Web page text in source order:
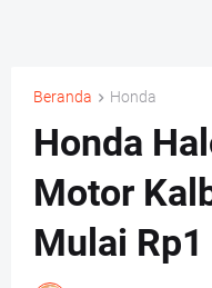
Beranda Honda
Honda
Motor
Mulai